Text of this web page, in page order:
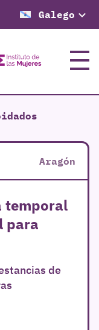
Galego
Menú
Aragón
temporal
para
de